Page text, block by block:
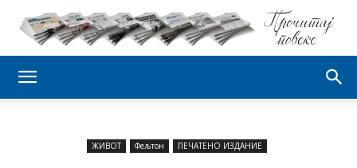
ЖИВОТ Фељтон ПЕЧАТЕНО ИЗДАНИЕ